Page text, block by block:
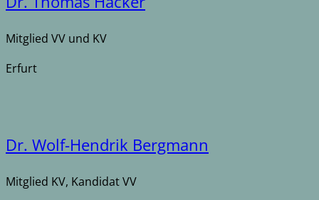
Mitglied VV und KV
Erfurt
Dr. Wolf-Hendrik Bergmann
Mitglied KV, Kandidat VV